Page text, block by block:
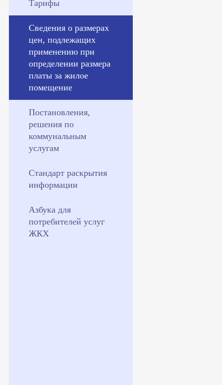
Тарифы
Сведения о размерах
цен, подлежащих
применению при
определении размера
платы за жилое
помещение
Постановления,
решения по
коммунальным
услугам
Стандарт раскрытия
информации
Азбука для
потребителей услуг
ЖКХ